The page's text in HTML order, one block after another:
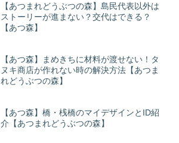
【あつまれどうぶつの森】島民代表以外は
ストーリーが進まない？交代はできる？
【あつ森】
【あつ森】まめきちに材料が渡せない！タ
ヌキ商店が作れない時の解決方法【あつま
れどうぶつの森】
【あつ森】橋・桟橋のマイデザインとID紹
介【あつまれどうぶつの森】